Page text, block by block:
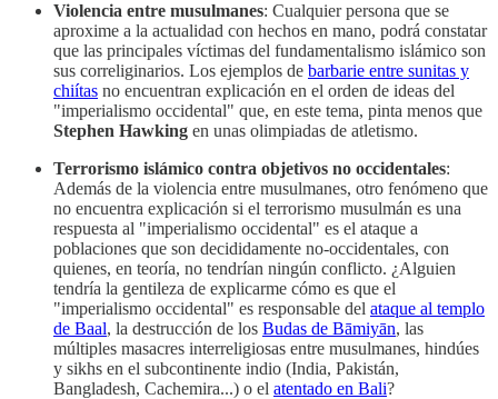
Violencia entre musulmanes: Cualquier persona que se
aproxime a la actualidad con hechos en mano, podrá constatar
que las principales víctimas del fundamentalismo islámico son
sus correliginarios. Los ejemplos de barbarie entre sunitas y
chiítas no encuentran explicación en el orden de ideas del
"imperialismo occidental" que, en este tema, pinta menos que
Stephen Hawking en unas olimpiadas de atletismo.
Terrorismo islámico contra objetivos no occidentales:
Además de la violencia entre musulmanes, otro fenómeno que
no encuentra explicación si el terrorismo musulmán es una
respuesta al "imperialismo occidental" es el ataque a
poblaciones que son decididamente no-occidentales, con
quienes, en teoría, no tendrían ningún conflicto. ¿Alguien
tendría la gentileza de explicarme cómo es que el
"imperialismo occidental" es responsable del ataque al templo
de Baal, la destrucción de los Budas de Bāmiyān, las
múltiples masacres interreligiosas entre musulmanes, hindúes
y sikhs en el subcontinente indio (India, Pakistán,
Bangladesh, Cachemira...) o el atentado en Bali?